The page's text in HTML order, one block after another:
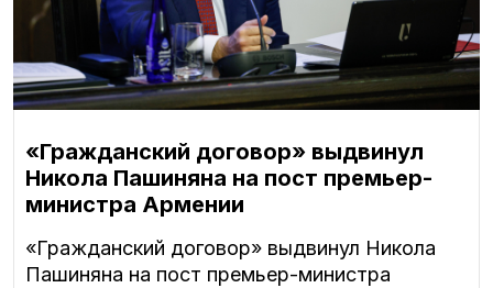
«Гражданский договор» выдвинул
Никола Пашиняна на пост премьер-
министра Армении
«Гражданский договор» выдвинул Никола
Пашиняна на пост премьер-министра